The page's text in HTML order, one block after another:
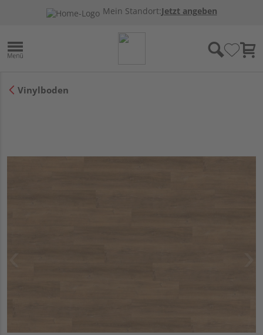
Mein Standort:Jetzt angeben
Vinylboden